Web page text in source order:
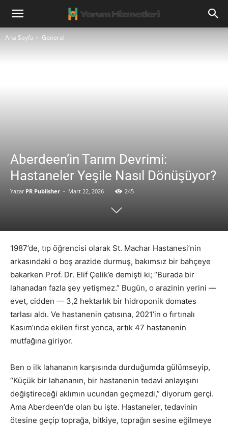
Ana Sayfa General
Aberdeen’in Tarım Devrimi:
Hastaneler Yeşile Nasıl Dönüşüyor?
Yazar PR Publisher - Mart 22, 2026 245
1987’de, tıp öğrencisi olarak St. Machar Hastanesi’nin
arkasındaki o boş arazide durmuş, bakımsız bir bahçeye
bakarken Prof. Dr. Elif Çelik’e demişti ki; “Burada bir
lahanadan fazla şey yetişmez.” Bugün, o arazinin yerini —
evet, cidden — 3,2 hektarlık bir hidroponik domates
tarlası aldı. Ve hastanenin çatısına, 2021’in o fırtınalı
Kasım’ında ekilen first yonca, artık 47 hastanenin
mutfağına giriyor.
Ben o ilk lahananın karşısında durduğumda gülümseyip,
“Küçük bir lahananın, bir hastanenin tedavi anlayışını
değiştireceği aklımın ucundan geçmezdi,” diyorum gerçi.
Ama Aberdeen’de olan bu işte. Hastaneler, tedavinin
ötesine geçip toprağa, bitkiye, toprağın sesine eğilmeye